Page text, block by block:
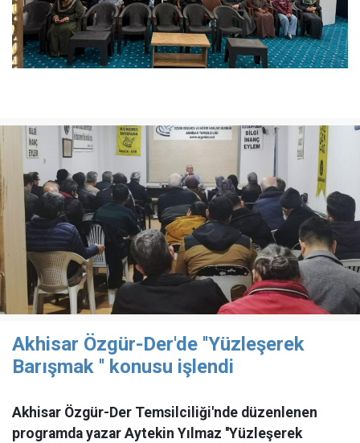
Akhisar Özgür-Der'de ''Yüzleşerek
Barışmak '' konusu işlendi
Akhisar Özgür-Der Temsilciliği'nde düzenlenen
programda yazar Aytekin Yılmaz ''Yüzleşerek